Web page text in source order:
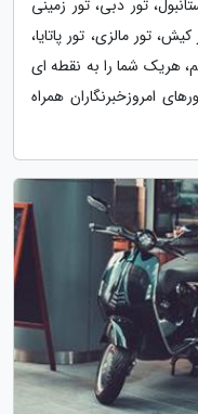
تور دبی، تور زمینی
تور مالزی، تور پاتایا،
هریک شما را به نقطه ای
امروزخبرنگاران همراه